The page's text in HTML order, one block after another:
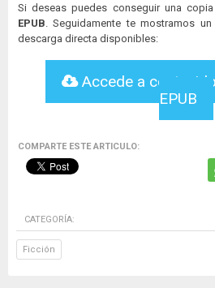
Si deseas puedes conseguir una
EPUB . Seguidamente te mostramos
descarga directa disponibles:
Accede a
EPUB
COMPARTE ESTE ARTICULO:
CATEGORÍA:
Ficción